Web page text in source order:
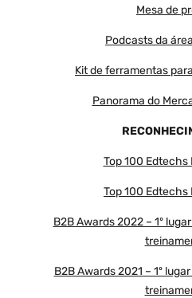
Mesa de
Podcasts da
Kit de ferramentas
Panorama do
Top 100 Edtechs
Top 100 Edtechs
B2B Awards 2022 – 1º
B2B Awards 2021 – 1º